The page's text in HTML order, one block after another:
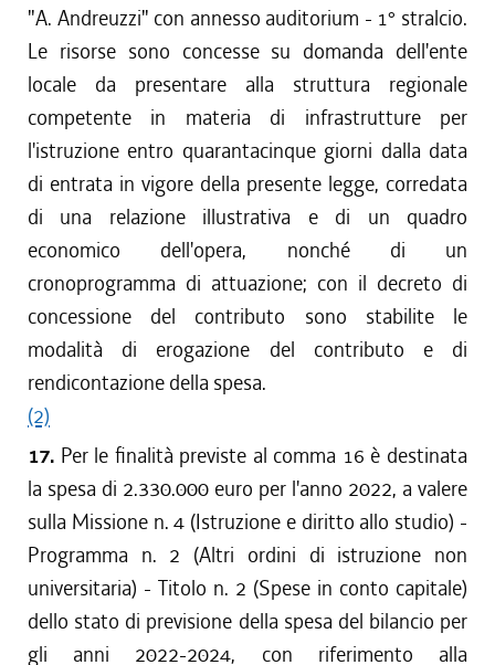
"A. Andreuzzi" con annesso auditorium - 1° stralcio.
Le risorse sono concesse su domanda dell'ente
locale da presentare alla struttura regionale
competente in materia di infrastrutture per
l'istruzione entro quarantacinque giorni dalla data
di entrata in vigore della presente legge, corredata
di una relazione illustrativa e di un quadro
economico dell'opera, nonché di un
cronoprogramma di attuazione; con il decreto di
concessione del contributo sono stabilite le
modalità di erogazione del contributo e di
rendicontazione della spesa.
(2)
17. Per le finalità previste al comma 16 è destinata
la spesa di 2.330.000 euro per l'anno 2022, a valere
sulla Missione n. 4 (Istruzione e diritto allo studio) -
Programma n. 2 (Altri ordini di istruzione non
universitaria) - Titolo n. 2 (Spese in conto capitale)
dello stato di previsione della spesa del bilancio per
gli anni 2022-2024, con riferimento alla